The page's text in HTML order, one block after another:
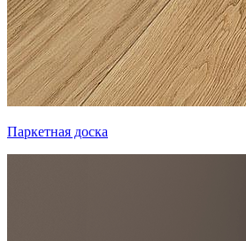
Паркетная доска